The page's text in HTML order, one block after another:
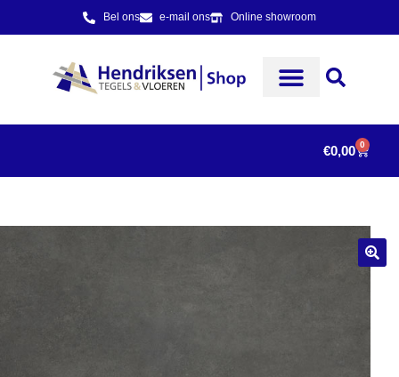
Bel ons e-mail ons Online showroom
€0,00 0